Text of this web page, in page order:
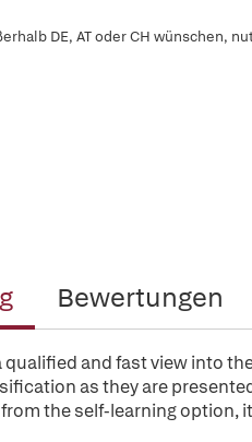
DE, AT oder CH wünschen,
Bewertungen
qualified and fast view into
as they are
from the self-learning